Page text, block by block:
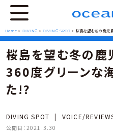
Home > DIVING >DIVING SPOT > 桜島を望む冬の鹿児
桜島を望む冬の鹿
360度グリーンな
た!?
DIVING SPOT | VOICE/
公開日： 2021.3.30